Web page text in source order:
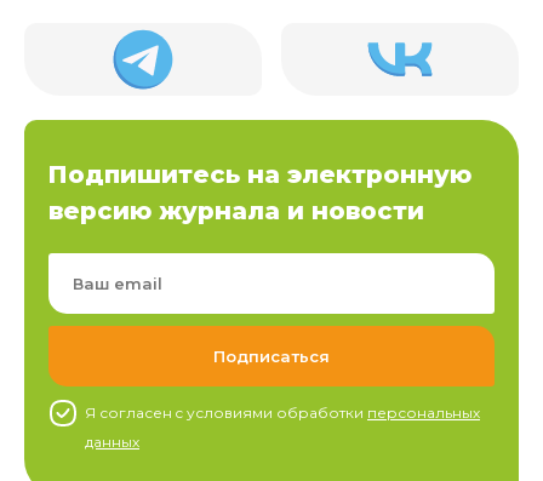
Подпишитесь на электронную
версию журнала и новости
Я согласен c условиями обработки персональных
данных